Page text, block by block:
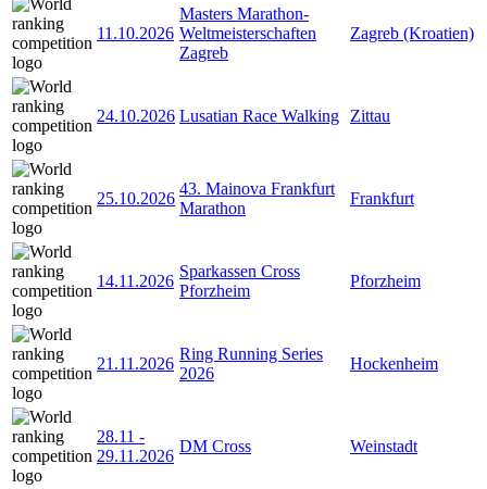
11.10.2026
Masters Marathon-
Weltmeisterschaften
Zagreb
Zagreb (Kroatien)
24.10.2026 Lusatian Race Walking Zittau
25.10.2026
43. Mainova Frankfurt
Marathon
Frankfurt
14.11.2026
Sparkassen Cross
Pforzheim
Pforzheim
21.11.2026
Ring Running Series
2026
Hockenheim
28.11 -
29.11.2026
DM Cross Weinstadt